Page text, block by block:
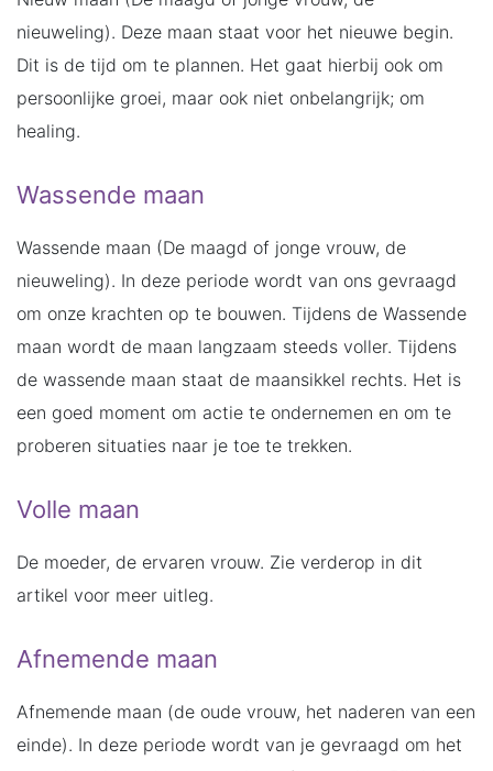
nieuweling). Deze maan staat voor het nieuwe begin.
Dit is de tijd om te plannen. Het gaat hierbij ook om
persoonlijke groei, maar ook niet onbelangrijk; om
healing.
Wassende maan
Wassende maan (De maagd of jonge vrouw, de
nieuweling). In deze periode wordt van ons gevraagd
om onze krachten op te bouwen. Tijdens de Wassende
maan wordt de maan langzaam steeds voller. Tijdens
de wassende maan staat de maansikkel rechts. Het is
een goed moment om actie te ondernemen en om te
proberen situaties naar je toe te trekken.
Volle maan
De moeder, de ervaren vrouw. Zie verderop in dit
artikel voor meer uitleg.
Afnemende maan
Afnemende maan (de oude vrouw, het naderen van een
einde). In deze periode wordt van je gevraagd om het